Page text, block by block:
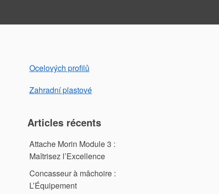
Ocelových profilů
Zahradní plastové
Articles récents
Attache Morin Module 3 :
Maîtrisez l’Excellence
Concasseur à mâchoire :
L’Équipement